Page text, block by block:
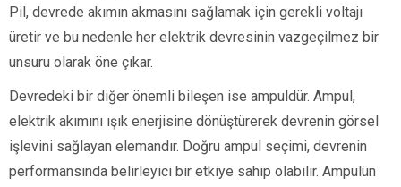
Pil, devrede akımın akmasını sağlamak için gerekli voltajı
üretir ve bu nedenle her elektrik devresinin vazgeçilmez bir
unsuru olarak öne çıkar.
Devredeki bir diğer önemli bileşen ise ampuldür. Ampul,
elektrik akımını ışık enerjisine dönüştürerek devrenin görsel
işlevini sağlayan elemandır. Doğru ampul seçimi, devrenin
performansında belirleyici bir etkiye sahip olabilir. Ampulün